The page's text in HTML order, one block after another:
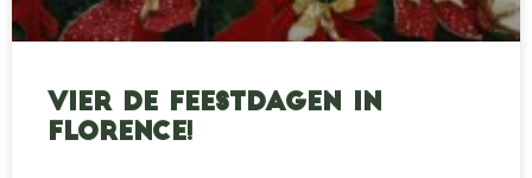
Vier de feestdagen in
Florence!